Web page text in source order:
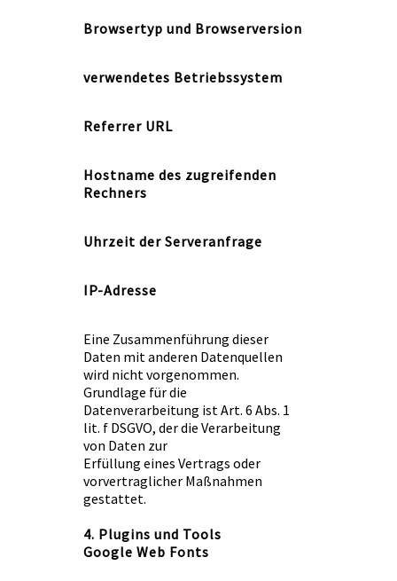
Browsertyp und Browserversion
verwendetes Betriebssystem
Referrer URL
Hostname des zugreifenden
Rechners
Uhrzeit der Serveranfrage
IP-Adresse
Eine Zusammenführung dieser
Daten mit anderen Datenquellen
wird nicht vorgenommen.
Grundlage für die
Datenverarbeitung ist Art. 6 Abs. 1
lit. f DSGVO, der die Verarbeitung
von Daten zur
Erfüllung eines Vertrags oder
vorvertraglicher Maßnahmen
gestattet.
4. Plugins und Tools
Google Web Fonts